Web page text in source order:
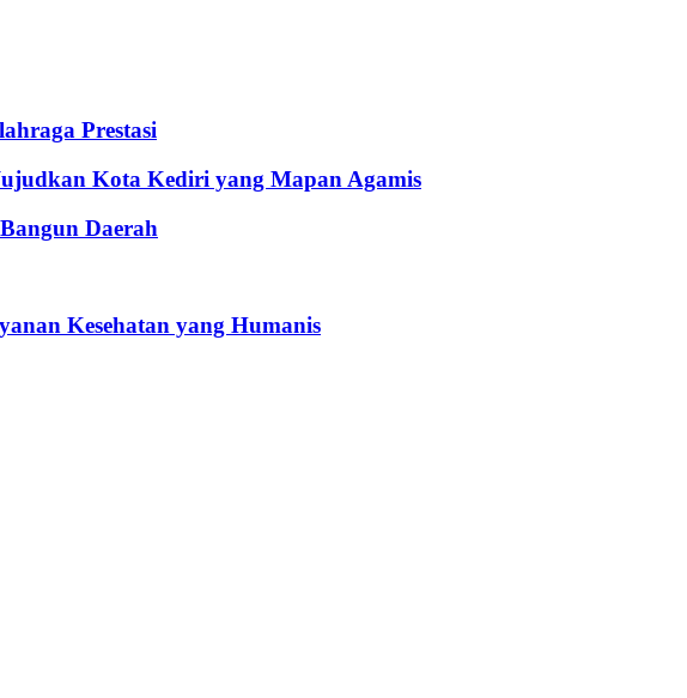
Prestasi
Kota Kediri yang Mapan Agamis
Daerah
Kesehatan yang Humanis